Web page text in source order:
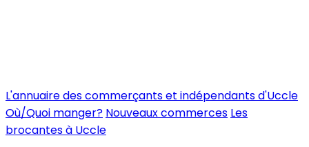
L'annuaire des commerçants et indépendants d'Uccle
Où/Quoi manger? Nouveaux commerces Les
brocantes à Uccle